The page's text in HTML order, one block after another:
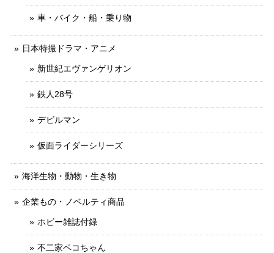
車・バイク・船・乗り物
日本特撮ドラマ・アニメ
新世紀エヴァンゲリオン
鉄人28号
デビルマン
仮面ライダーシリーズ
海洋生物・動物・生き物
企業もの・ノベルティ商品
ホビー雑誌付録
不二家ペコちゃん